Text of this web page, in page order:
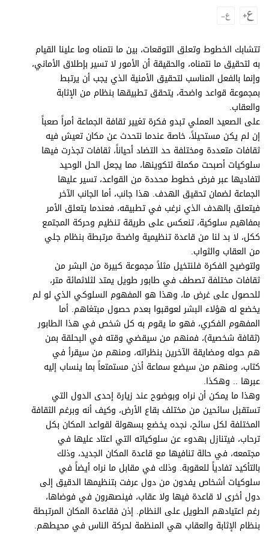
الترفيه
التعليم والمعرفة
الذكاء الاصطناعي
تغطيات
فيديو
بودكاست
إنفوجراف
قصة صورة
كاريكتير
برامج
عدد اليوم
مواقيت الصلاة
الأحوال الجوية
تتشابك الخطوط وتعلق التوقعات، بين ما نتمناه وما علينا القيام
به لتحقيق ما نتمناه، والحقيقة أن الأمور لا تسير بإطلاق الأماني،
وإنما بالفعل المناسب لتحقيق الأمنية الذي يجب أن يرتبط
بمجموعة قواعد واضحة، يتحقق تطبيقها بنظام من الإثابة
والعقاب.
على الصعيد العملي تبدو فكرة تغيير ثقافة الجماعة أمراً صعباً
إن لم يكن مستحيلاً، خاصة عندما نتحدث عن مكان تعيش فيه
ثقافات متعددة ومختلفة حد التضاد أحياناً، ثقافات تجذرت فيها
سلوكيات أصبحت مكملة لتكوينها، مما يجعل الحل الوحيد
لتفاديها عبر فرض خطوط محددة من القواعد، تسير عليها
الجماعة لضمان تحقيق الهدف. هذا جانب، أما الجانب الآخر
فيتعلق بالهدف الذي نرغب في تطبيقه، فعندما يتعلق الأمر
بمفاهيم سلوكية، تنعكس على طريقة تنظيم وحركة المجتمع
ككل، لا بد لنا من قاعدة تنظيمية واضحة مرتبطة بنظام جلي
من العقاب والثواب.
ولتوضيح الفكرة فلنتخيل مثلاً مجموعة كبيرة من البشر من
ثقافات مختلفة تصطف في طابور طويل يمتد لثلاثمائة متر،
للحصول على غرض ما، وهذا هو المفهوم السلوكي الذي لو لم
يخضع له هؤلاء البشر لعوقبوا بعدم حصول مبتغاهم. أما
المفهوم الفكري، فهو ما يقوم به كل شخص في هذا الطابور
(ثقافة شخصية)، فمنهم من سيقضي وقته في البحلقة بمن
هم حوله ومضايقة الآخرين بنظراته، ومنهم من سيقرأ في
كتاب، ومنهم من سيضع سماعة أذن مستمتعاً بما ينساب إليه
عبرها .. وهكذا.
وهذا ما يمكن أن نراه وبوضوح عند زيارة إحدى الدول التي
تستقبل سائحين من مختلف بقاع الأرض، وكيف أنه وبرغم الثقافة
المختلفة لكل سائح، نجده يخضع بسهولة لقواعد المكان بكل
ترحاب، فيتنازل بهدوء عن سلوكياته التي اعتاد عليها في
مجتمعه، في حالة تنافيها مع قاعدة المكان الجديد، وذلك
بالتأكيد تفادياً للعقوبة. وذلك في مقابل ما نراه أيضاً في
سلوكيات أشخاص يفدون من دول عرفت بتنظيمها الدقيق إلى
دول أخرى لا قاعدة فيها ولا عقاب، فينصهرون في فوضاها،
رغم اعتيادهم الطويل على النظام. إذن فقاعدة المكان المرتبطة
بنظام الإثابة والعقاب هي المنظمة لحركة الناس في محيطهم.